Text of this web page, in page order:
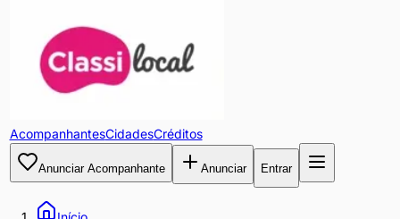
AcompanhantesCidadesCréditos
Anunciar Acompanhante Anunciar Entrar